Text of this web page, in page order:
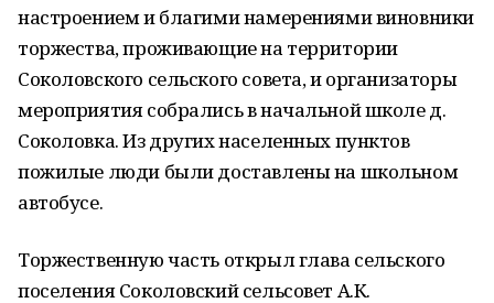
настроением и благими намерениями виновники
торжества, проживающие на территории
Соколовского сельского совета, и организаторы
мероприятия собрались в начальной школе д.
Соколовка. Из других населенных пунктов
пожилые люди были доставлены на школьном
автобусе.
Торжественную часть открыл глава сельского
поселения Соколовский сельсовет А.К.